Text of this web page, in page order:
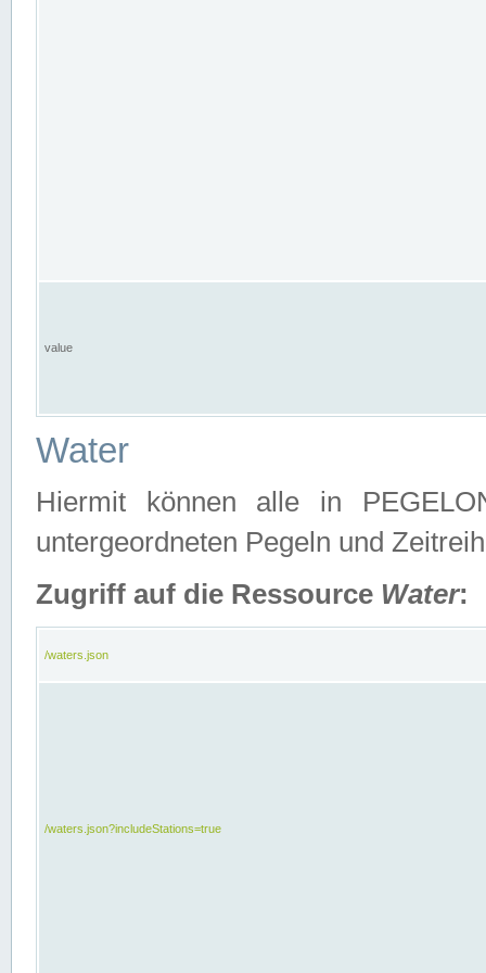
value
Water
Hiermit können alle in
untergeordneten Pegeln und
Zugriff auf die Ressource Water:
/waters.json
/waters.json?includeStations=true